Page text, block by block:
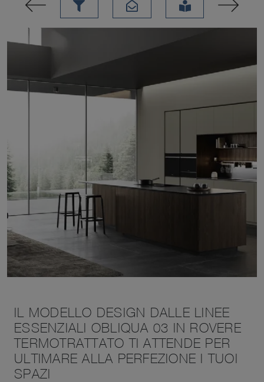
IL MODELLO DESIGN DALLE LINEE
ESSENZIALI OBLIQUA 03 IN ROVERE
TERMOTRATTATO TI ATTENDE PER
ULTIMARE ALLA PERFEZIONE I TUOI
SPAZI